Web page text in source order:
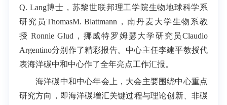
Q. Lang博士，苏黎世联邦理工学院生物地球科学系
研究员ThomasM. Blattmann ，南丹麦大学生物系教
授 Ronnie Glud ，挪威特罗姆瑟大学研究员Claudio
Argentino分别作了精彩报告。中心主任李建平教授代
表海洋碳中和中心作了全年亮点工作汇报。
海洋碳中和中心年会上，大会主要围绕中心重点
研究方向，即海洋碳增汇关键过程与理论创新、非碳